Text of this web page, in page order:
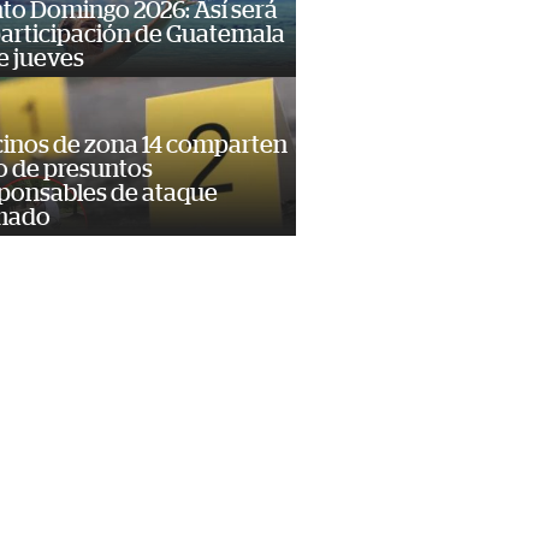
Domingo 2026: Así será
de Guatemala
jueves
de zona 14 comparten
de presuntos
de ataque